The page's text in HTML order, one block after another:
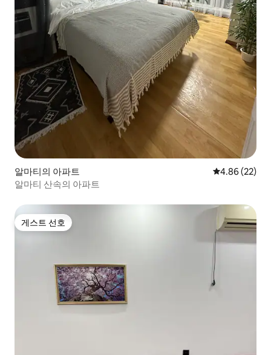
알마티의 아파트 평점 4.86점(5
4.86 (22)
알마티 산속의 아파트
게스트 선호
게스트 선호